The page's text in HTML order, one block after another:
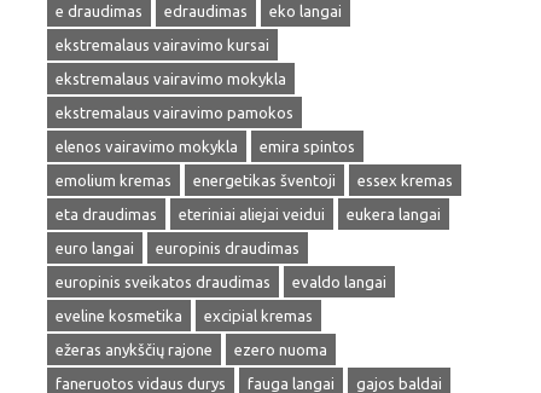
e draudimas
edraudimas
eko langai
ekstremalaus vairavimo kursai
ekstremalaus vairavimo mokykla
ekstremalaus vairavimo pamokos
elenos vairavimo mokykla
emira spintos
emolium kremas
energetikas šventoji
essex kremas
eta draudimas
eteriniai aliejai veidui
eukera langai
euro langai
europinis draudimas
europinis sveikatos draudimas
evaldo langai
eveline kosmetika
excipial kremas
ežeras anykščių rajone
ezero nuoma
faneruotos vidaus durys
fauga langai
gajos baldai